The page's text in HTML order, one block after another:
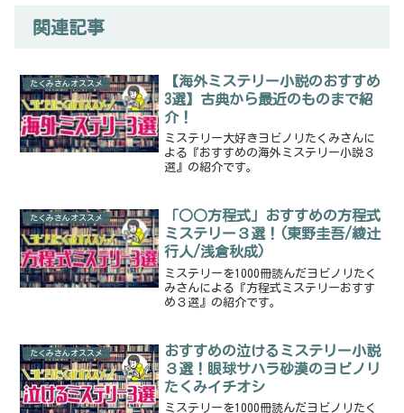
関連記事
たくみさんオススメ
【海外ミステリー小説のおすすめ
3選】古典から最近のものまで紹
介！
ミステリー大好きヨビノリたくみさんに
よる『おすすめの海外ミステリー小説３
選』の紹介です。
たくみさんオススメ
「○○方程式」おすすめの方程式
ミステリー３選！(東野圭吾/綾辻
行人/浅倉秋成)
ミステリーを1000冊読んだヨビノリたく
みさんによる『方程式ミステリーおすす
め３選』の紹介です。
たくみさんオススメ
おすすめの泣けるミステリー小説
３選！眼球サハラ砂漠のヨビノリ
たくみイチオシ
ミステリーを1000冊読んだヨビノリたく